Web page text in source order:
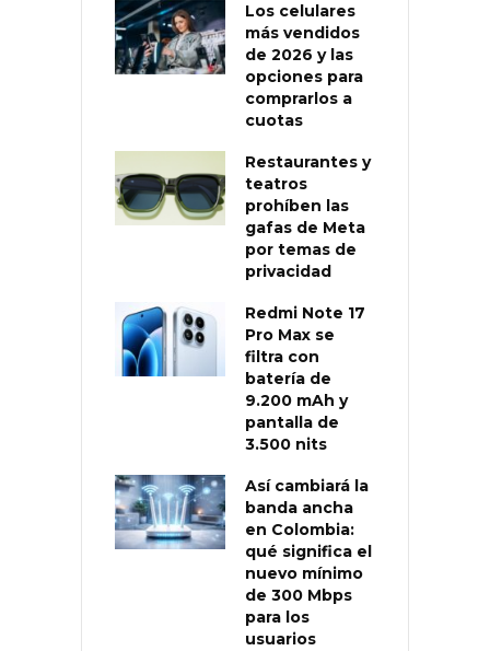
Los celulares
más vendidos
de 2026 y las
opciones para
comprarlos a
cuotas
Restaurantes y
teatros
prohíben las
gafas de Meta
por temas de
privacidad
Redmi Note 17
Pro Max se
filtra con
batería de
9.200 mAh y
pantalla de
3.500 nits
Así cambiará la
banda ancha
en Colombia:
qué significa el
nuevo mínimo
de 300 Mbps
para los
usuarios